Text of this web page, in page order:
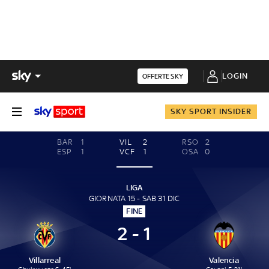
OFFERTE SKY LOGIN
SKY SPORT INSIDER
BAR
1
ESP
1
VIL
2
VCF
1
RSO
2
OSA
0
LIGA
GIORNATA 15 - SAB 31 DIC
FINE
Villarreal
2 - 1
Valencia